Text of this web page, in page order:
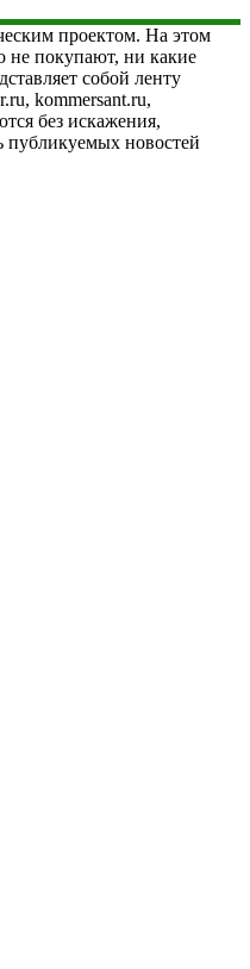
проектом. На этом
не покупают, ни какие
собой ленту
kommersant.ru,
без искажения,
публикуемых новостей